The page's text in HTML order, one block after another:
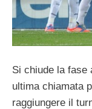
Si chiude la fase
ultima chiamata
raggiungere il